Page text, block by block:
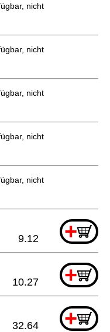
nicht bestellbar
nicht bestellbar
nicht bestellbar
nicht bestellbar
nicht bestellbar
+
9.12
+
10.27
+
32.64